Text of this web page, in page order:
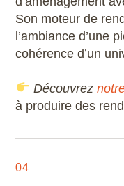
Son moteur de
l’ambiance d’une
cohérence d’un
Découvrez
à produire des
04